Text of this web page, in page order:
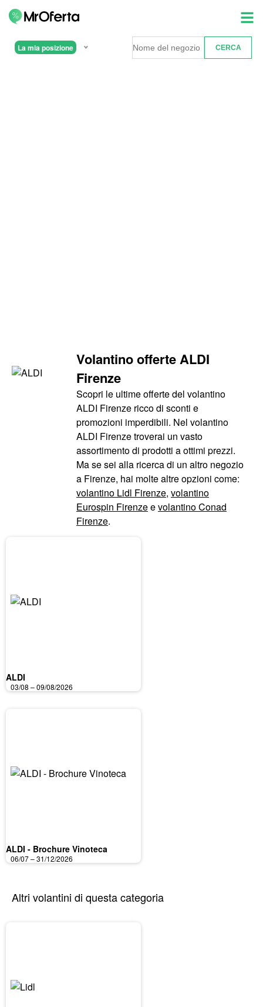
La mia posizione
Volantino offerte ALDI
Firenze
Scopri le ultime offerte del volantino
ALDI Firenze ricco di sconti e
promozioni imperdibili. Nel volantino
ALDI Firenze troverai un vasto
assortimento di prodotti a ottimi prezzi.
Ma se sei alla ricerca di un altro negozio
a Firenze, hai molte altre opzioni come:
volantino Lidl Firenze, volantino
Eurospin Firenzeevolantino Conad
Firenze.
ALDI
03/08 – 09/08/2026
ALDI - Brochure Vinoteca
06/07 – 31/12/2026
Altri volantini di questa categoria